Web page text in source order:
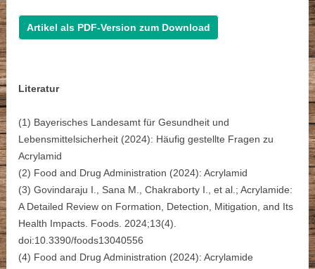
Artikel als PDF-Version zum Download
Literatur
(1) Bayerisches Landesamt für Gesundheit und
Lebensmittelsicherheit (2024): Häufig gestellte Fragen zu
Acrylamid
(2) Food and Drug Administration (2024): Acrylamid
(3) Govindaraju I., Sana M., Chakraborty I., et al.; Acrylamide:
A Detailed Review on Formation, Detection, Mitigation, and Its
Health Impacts. Foods. 2024;13(4).
doi:10.3390/foods13040556
(4) Food and Drug Administration (2024): Acrylamide